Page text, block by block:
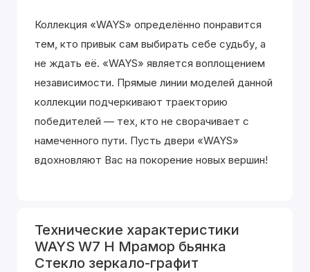
Коллекция «WAYS» определённо понравится
тем, кто привык сам выбирать себе судьбу, а
не ждать её. «WAYS» является воплощением
независимости. Прямые линии моделей данной
коллекции подчеркивают траекторию
победителей — тех, кто не сворачивает с
намеченного пути. Пусть двери «WAYS»
вдохновляют Вас на покорение новых вершин!
Технические характеристики
WAYS W7 H Мрамор бьянка
Стекло зеркало-графит